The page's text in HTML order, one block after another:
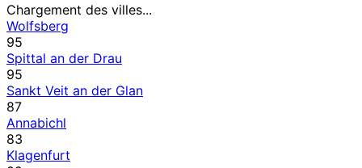
Chargement des villes...
Wolfsberg
95
Spittal an der Drau
95
Sankt Veit an der Glan
87
Annabichl
83
Klagenfurt